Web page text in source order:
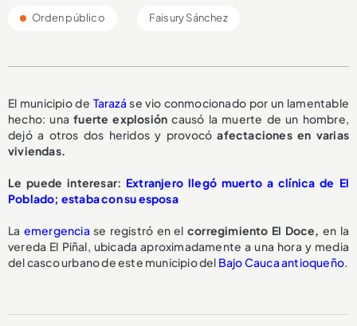
Orden público Faisury Sánchez
El municipio de Tarazá se vio conmocionado por un lamentable
hecho: unafuerte explosión causó la muerte de un hombre,
dejó a otros dos heridos y provocóafectaciones en varias
viviendas.
Le puede interesar: Extranjero llegó muerto a clínica de El
Poblado; estaba con su esposa
La emergencia se registró en el corregimiento El Doce, en la
vereda El Piñal, ubicada aproximadamente a una hora y media
del casco urbano de este municipio del Bajo Cauca antioqueño.